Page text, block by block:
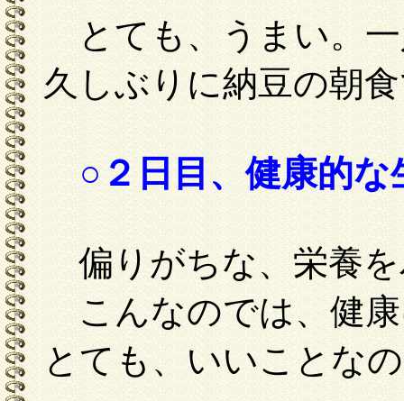
とても、うまい。一
久しぶりに納豆の朝
○２日目、健康的な
偏りがちな、栄養を
こんなのでは、
とても、いいことな